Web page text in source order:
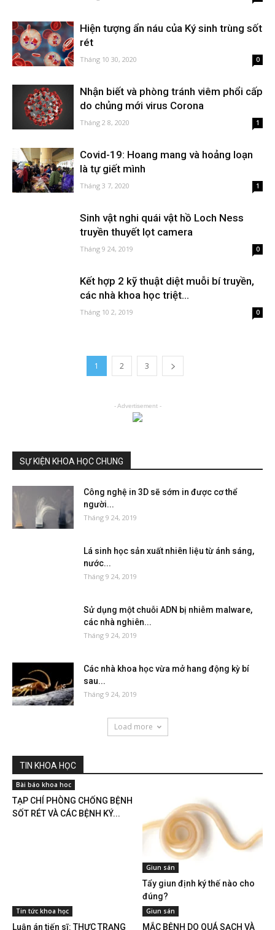
Hiện tượng ẩn náu của Ký sinh trùng sốt
rét
Tháng 10 30, 2020 0
Nhận biết và phòng tránh viêm phổi cấp
do chủng mới virus Corona
Tháng 2 8, 2020 1
Covid-19: Hoang mang và hoảng loạn
là tự giết mình
Tháng 3 7, 2020 1
Sinh vật nghi quái vật hồ Loch Ness
truyền thuyết lọt camera
Tháng 9 24, 2019 0
Kết hợp 2 kỹ thuật diệt muỗi bí truyền,
các nhà khoa học triệt...
Tháng 10 2, 2019 0
1 2 3
- Advertisement -
SỰ KIỆN KHOA HỌC CHUNG
Công nghệ in 3D sẽ sớm in được cơ thể
người...
Tháng 9 24, 2019
Lá sinh học sản xuất nhiên liệu từ ánh sáng,
nước...
Tháng 9 24, 2019
Sử dụng một chuỗi ADN bị nhiễm malware,
các nhà nghiên...
Tháng 9 24, 2019
Các nhà khoa học vừa mở hang động kỳ bí
sau...
Tháng 9 24, 2019
Load more
TIN KHOA HỌC
Bài báo khoa hoc
TẠP CHÍ PHÒNG CHỐNG BỆNH
SỐT RÉT VÀ CÁC BỆNH KÝ...
Giun sán
Tẩy giun định ký thế nào cho
đúng?
Tin tức khoa học
Luận án tiến sĩ: THỰC TRẠNG
Giun sán
MẮC BỆNH DO QUÁ SẠCH VÀ